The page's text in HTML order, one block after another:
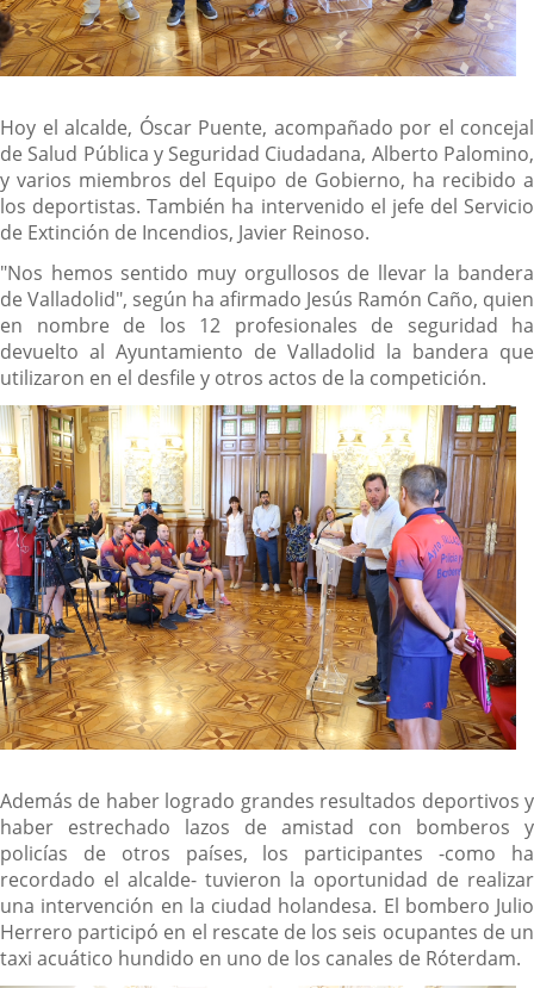
Hoy el alcalde, Óscar Puente, acompañado por el concejal
de Salud Pública y Seguridad Ciudadana, Alberto Palomino,
y varios miembros del Equipo de Gobierno, ha recibido a
los deportistas. También ha intervenido el jefe del Servicio
de Extinción de Incendios, Javier Reinoso.
"Nos hemos sentido muy orgullosos de llevar la bandera
de Valladolid", según ha afirmado Jesús Ramón Caño, quien
en nombre de los 12 profesionales de seguridad ha
devuelto al Ayuntamiento de Valladolid la bandera que
utilizaron en el desfile y otros actos de la competición.
Además de haber logrado grandes resultados deportivos y
haber estrechado lazos de amistad con bomberos y
policías de otros países, los participantes -como ha
recordado el alcalde- tuvieron la oportunidad de realizar
una intervención en la ciudad holandesa. El bombero Julio
Herrero participó en el rescate de los seis ocupantes de un
taxi acuático hundido en uno de los canales de Róterdam.